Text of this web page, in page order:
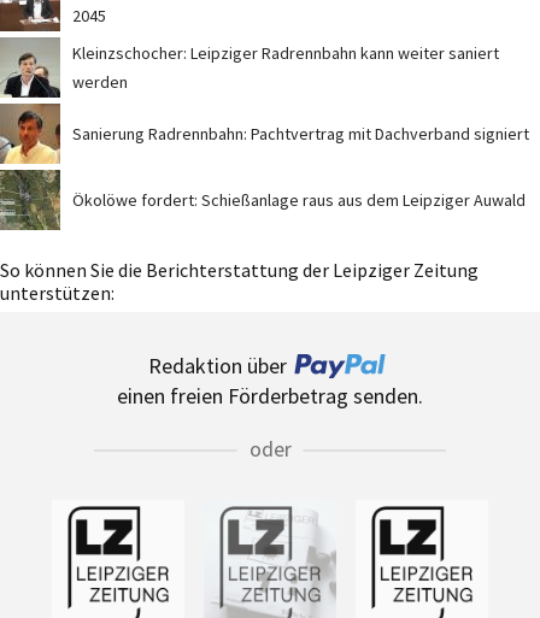
2045
Kleinzschocher: Leipziger Radrennbahn kann weiter saniert
werden
Sanierung Radrennbahn: Pachtvertrag mit Dachverband signiert
Ökolöwe fordert: Schießanlage raus aus dem Leipziger Auwald
So können Sie die Berichterstattung der Leipziger Zeitung
unterstützen:
Redaktion über
einen freien Förderbetrag senden.
oder